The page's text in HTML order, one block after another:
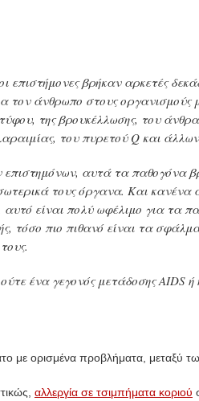
επιστήμονες βρήκαν αρκετές
τον άνθρωπο στους οργανισμούς
της βρουκέλλωσης, του
του πυρετού Q και
επιστημόνων, αυτά τα παθογόνα
τους όργανα. Και κανένα
αυτό είναι πολύ ωφέλιμο για τα
τόσο πιο πιθανό είναι τα
ένα γεγονός μετάδοσης AIDS
με ορισμένα προβλήματα, μεταξύ
αλλεργία σε τσιμπήματα κοριού